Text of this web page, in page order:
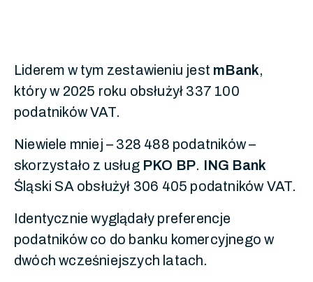
Liderem w tym zestawieniu jest mBank,
który w 2025 roku obsłużył 337 100
podatników VAT.
Niewiele mniej – 328 488 podatników –
skorzystało z usług PKO BP. ING Bank
Śląski SA obsłużył 306 405 podatników VAT.
Identycznie wyglądały preferencje
podatników co do banku komercyjnego w
dwóch wcześniejszych latach.